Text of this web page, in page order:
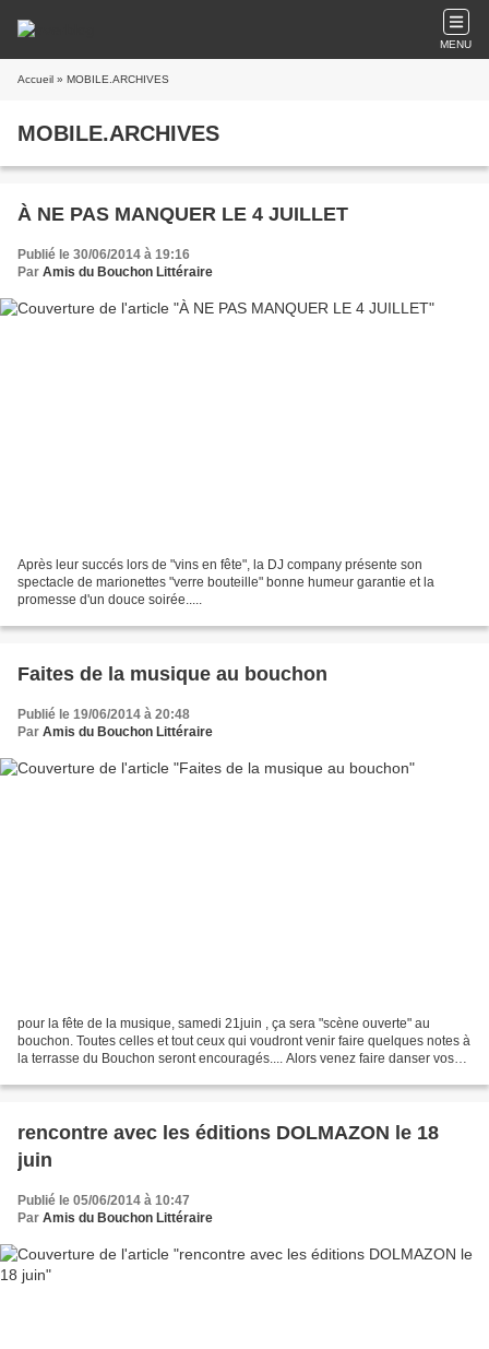
MENU
Accueil » MOBILE.ARCHIVES
MOBILE.ARCHIVES
À NE PAS MANQUER LE 4 JUILLET
Publié le 30/06/2014 à 19:16
Par Amis du Bouchon Littéraire
Après leur succés lors de "vins en fête", la DJ company présente son
spectacle de marionettes "verre bouteille" bonne humeur garantie et la
promesse d'un douce soirée.....
Faites de la musique au bouchon
Publié le 19/06/2014 à 20:48
Par Amis du Bouchon Littéraire
pour la fête de la musique, samedi 21juin , ça sera "scène ouverte" au
bouchon. Toutes celles et tout ceux qui voudront venir faire quelques notes à
la terrasse du Bouchon seront encouragés.... Alors venez faire danser vos
rencontre avec les éditions DOLMAZON le 18
juin
Publié le 05/06/2014 à 10:47
Par Amis du Bouchon Littéraire